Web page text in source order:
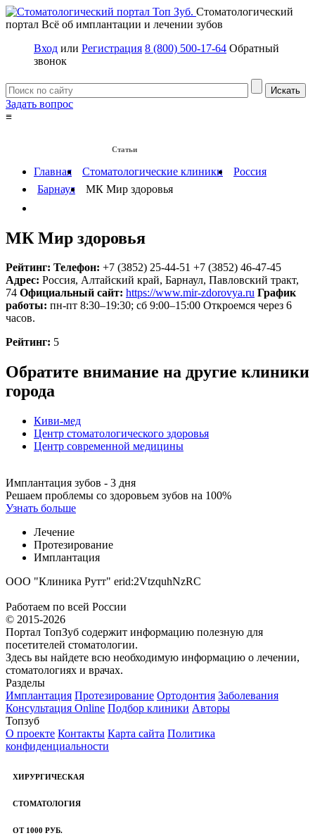
Стоматологический
портал Всё об имплантации и лечении зубов
Вход или Регистрация 8 (800) 500-17-64 Обратный
звонок
Задать вопрос
≡
Статьи
Главная Стоматологические клиники
Россия
Барнаул
МК Мир здоровья
МК Мир здоровья
Рейтинг: Телефон: +7 (3852) 25-44-51 +7 (3852) 46-47-45
Адрес: Россия, Алтайский край, Барнаул, Павловский тракт,
74 Официальный сайт: https://www.mir-zdorovya.ru График
работы: пн-пт 8:30–19:30; сб 9:00–15:00 Откроемся через 6
часов.
Рейтинг: 5
Обратите внимание на другие клиники
города
Киви-мед
Центр стоматологического здоровья
Центр современной медицины
Имплантация зубов - 3 дня
Решаем проблемы со здоровьем зубов на 100%
Узнать больше
Лечение
Протезирование
Имплантация
ООО "Клиника Рутт" erid:2VtzquhNzRC
Работаем по всей России
© 2015-2026
Портал ТопЗуб содержит информацию полезную для
посетителей стоматологии.
Здесь вы найдете всю необходимую информацию о лечении,
стоматологиях и врачах.
Разделы
Имплантация Протезирование Ортодонтия Заболевания
Консультация Online Подбор клиники Авторы
Топзуб
О проекте Контакты Карта сайта Политика
конфиденциальности
ХИРУРГИЧЕСКАЯ
СТОМАТОЛОГИЯ
ОТ 1000 РУБ.